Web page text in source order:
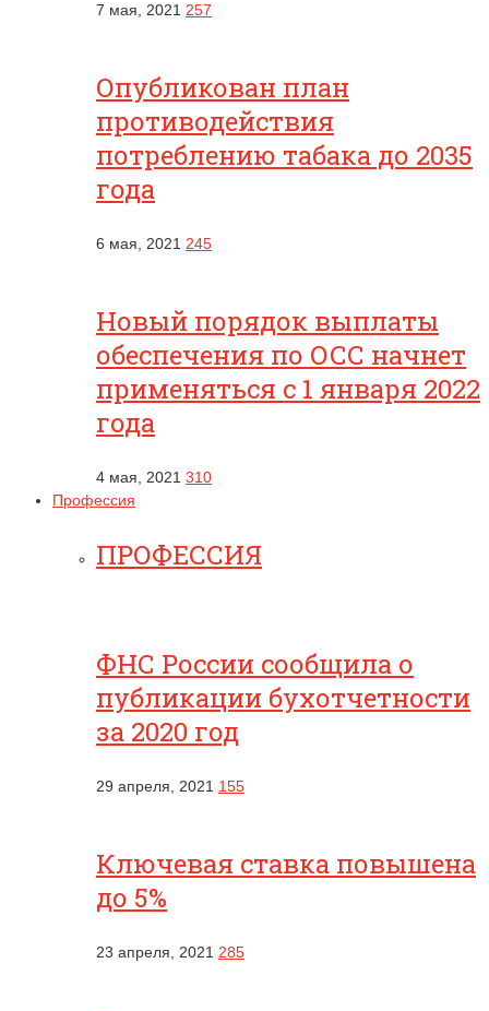
7 мая, 2021 257
Опубликован план
противодействия
потреблению табака до 2035
года
6 мая, 2021 245
Новый порядок выплаты
обеспечения по ОСС начнет
применяться с 1 января 2022
года
4 мая, 2021 310
Профессия
ПРОФЕССИЯ
ФНС России сообщила о
публикации бухотчетности
за 2020 год
29 апреля, 2021 155
Ключевая ставка повышена
до 5%
23 апреля, 2021 285